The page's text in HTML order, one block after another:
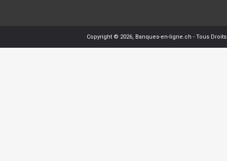
Copyright © 2026, Banques-en-ligne.ch - Tous